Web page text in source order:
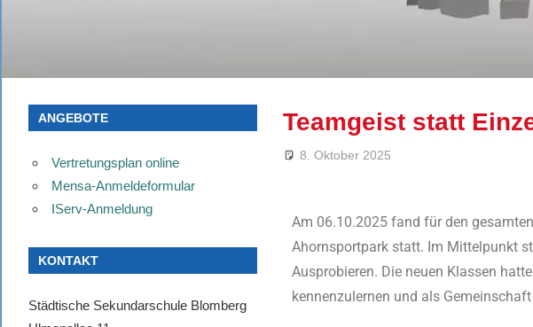
Teamgeist statt
8. Oktober 2025
Am 06.10.2025 fand für den
Ahornsportpark statt. Im Mittelpunkt
Ausprobieren. Die neuen Klassen
kennenzulernen und als
ANGEBOTE
Vertretungsplan online
Mensa-Anmeldeformular
IServ-Anmeldung
KONTAKT
Städtische Sekundarschule Blomberg